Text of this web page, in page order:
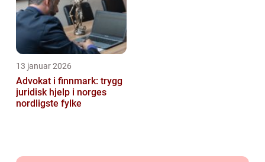
13 januar 2026
Advokat i finnmark: trygg
juridisk hjelp i norges
nordligste fylke